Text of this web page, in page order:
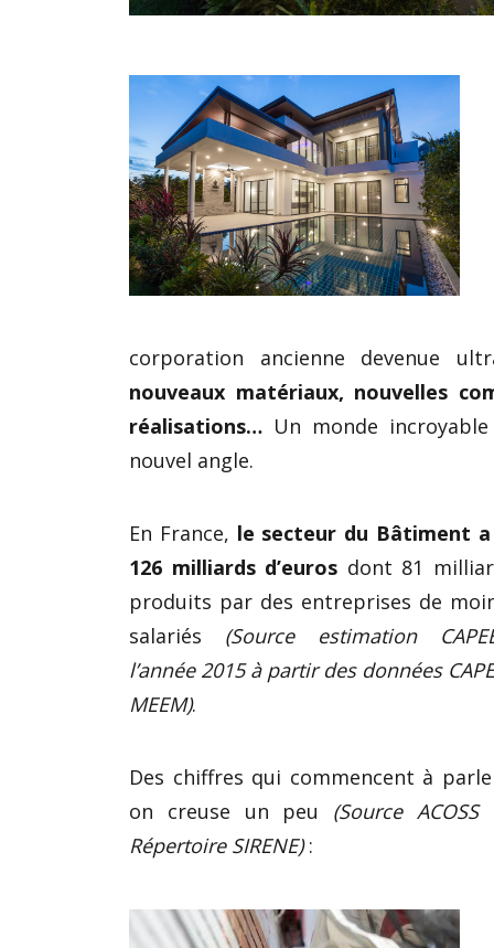
corporation ancienne devenue
nouveaux matériaux, nouvelles
réalisations… Un monde
nouvel angle.
En France, le secteur du Bâtiment
126 milliards d’euros dont 81
produits par des entreprises de
salariés (Source estimation
l’année 2015 à partir des données
MEEM).
Des chiffres qui commencent à
on creuse un peu (Source
Répertoire SIRENE):